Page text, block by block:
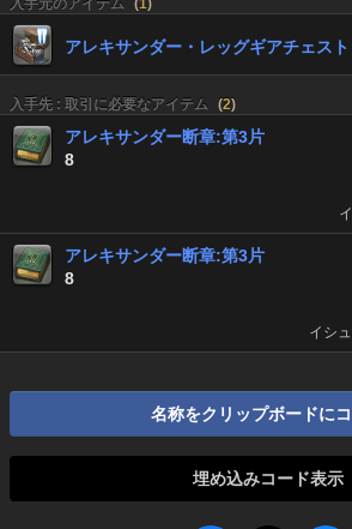
入手元のアイテム (1)
アレキサンダー・レッグギアチェスト
入手先 : 取引に必要なアイテム (2)
アレキサンダー断章:第3片
8
アレキサンダー断章:第3片
8
イシ
名称をクリップボードに
埋め込みコード表示